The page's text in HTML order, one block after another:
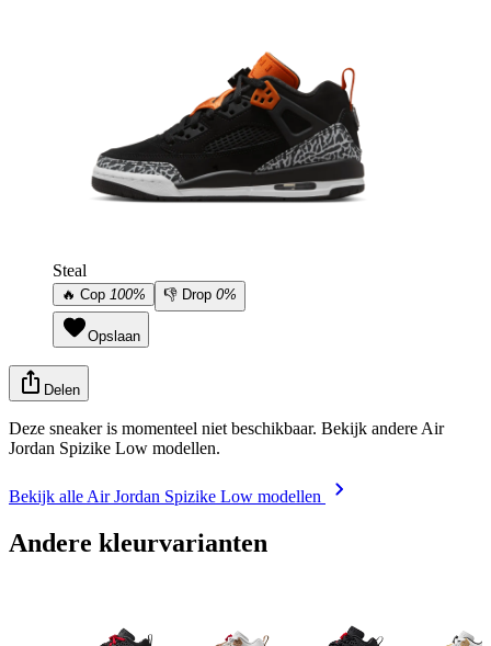
Steal
🔥 Cop 100% 👎 Drop 0%
Opslaan
Delen
Deze sneaker is momenteel niet beschikbaar. Bekijk andere Air
Jordan Spizike Low modellen.
Bekijk alle Air Jordan Spizike Low modellen
Andere kleurvarianten